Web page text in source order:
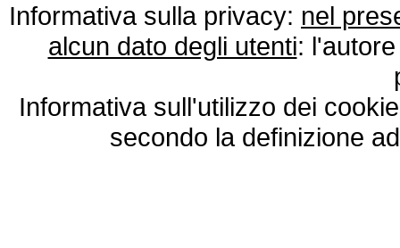
Informativa sulla privacy: nel
alcun dato degli utenti:
Informativa sull'utilizzo dei
secondo la definizione